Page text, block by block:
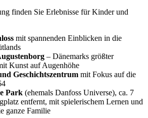
finden Sie Erlebnisse für Kinder und
mit spannenden Einblicken in die
– Dänemarks größter
Kunst auf Augenhöhe
Geschichtszentrum mit Fokus auf die
Park (ehemals Danfoss Universe), ca. 7
entfernt, mit spielerischem Lernen und
ganze Familie